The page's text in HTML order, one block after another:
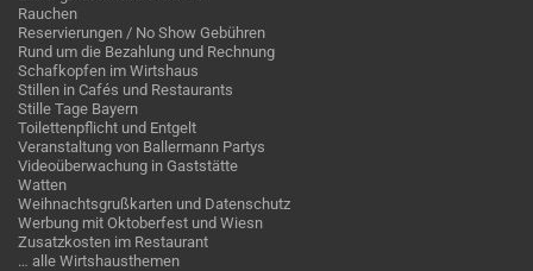
Rauchen
Reservierungen / No Show Gebühren
Rund um die Bezahlung und Rechnung
Schafkopfen im Wirtshaus
Stillen in Cafés und Restaurants
Stille Tage Bayern
Toilettenpflicht und Entgelt
Veranstaltung von Ballermann Partys
Videoüberwachung in Gaststätte
Watten
Weihnachtsgrußkarten und Datenschutz
Werbung mit Oktoberfest und Wiesn
Zusatzkosten im Restaurant
… alle Wirtshausthemen